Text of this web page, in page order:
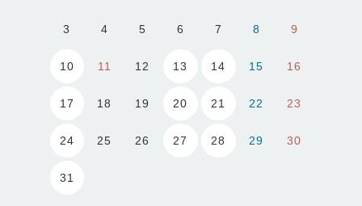
3 4 5 6 7 8 9
10 11 12 13 14 15 16
17 18 19 20 21 22 23
24 25 26 27 28 29 30
31